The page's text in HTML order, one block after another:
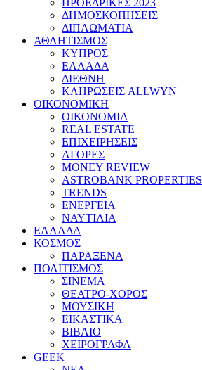
ΠΡΟΕΔΡΙΚΕΣ 2023
ΔΗΜΟΣΚΟΠΗΣΕΙΣ
ΔΙΠΛΩΜΑΤΙΑ
ΑΘΛΗΤΙΣΜΟΣ
ΚΥΠΡΟΣ
ΕΛΛΑΔΑ
ΔΙΕΘΝΗ
ΚΛΗΡΩΣΕΙΣ ALLWYN
ΟΙΚΟΝΟΜΙΚΗ
ΟΙΚΟΝΟΜΙΑ
REAL ESTATE
ΕΠΙΧΕΙΡΗΣΕΙΣ
ΑΓΟΡΕΣ
MONEY REVIEW
ASTROBANK PROPERTIES
TRENDS
ΕΝΕΡΓΕΙΑ
ΝΑΥΤΙΛΙΑ
ΕΛΛΑΔΑ
ΚΟΣΜΟΣ
ΠΑΡΑΞΕΝΑ
ΠΟΛΙΤΙΣΜΟΣ
ΣΙΝΕΜΑ
ΘΕΑΤΡΟ-ΧΟΡΟΣ
ΜΟΥΣΙΚΗ
ΕΙΚΑΣΤΙΚΑ
ΒΙΒΛΙΟ
ΧΕΙΡΟΓΡΑΦΑ
GEEK